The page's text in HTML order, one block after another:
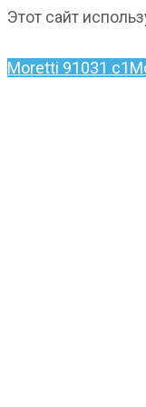
Этот сайт
Moretti 91031 c1